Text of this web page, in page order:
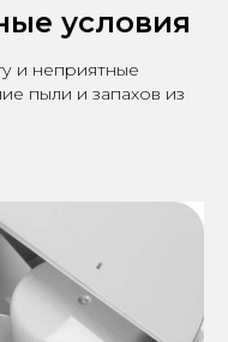
условия
и неприятные
пыли и запахов из